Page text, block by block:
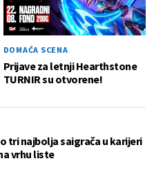
DOMAĆA SCENA
Prijave za letnji Hearthstone
TURNIR su otvorene!
tri najbolja saigrača u karijeri
vrhu liste